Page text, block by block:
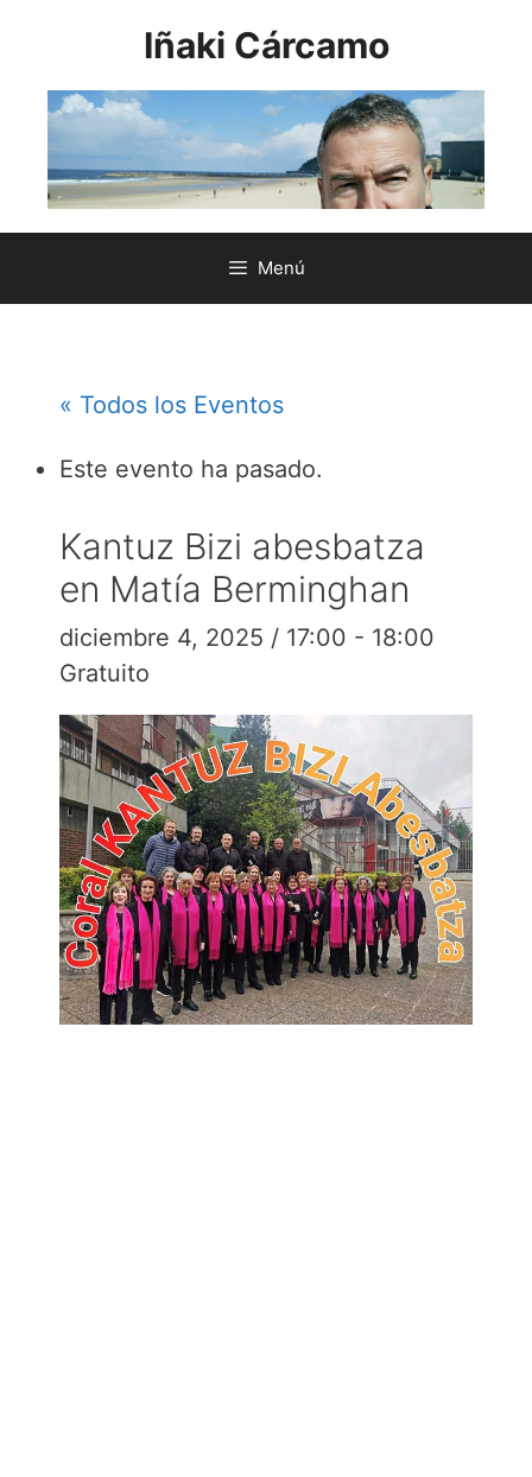
contenido
Iñaki Cárcamo
Menú
« Todos los Eventos
Este evento ha pasado.
Kantuz Bizi abesbatza
en Matía Berminghan
diciembre 4, 2025 / 17:00 - 18:00
Gratuito